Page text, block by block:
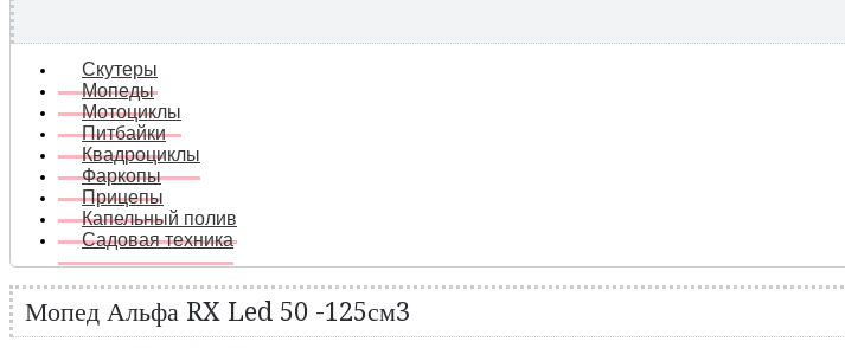
Скутеры
Мопеды
Мотоциклы
Питбайки
Квадроциклы
Фаркопы
Прицепы
Капельный полив
Садовая техника
Мопед Альфа RX Led 50 -125см3